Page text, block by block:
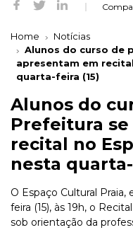
Home
Notícias
Alunos do curso de
apresentam em
quarta-feira (15)
Alunos do
Prefeitura
recital no
nesta
O Espaço Cultural
feira (15), às 19h, o
sob orientação da